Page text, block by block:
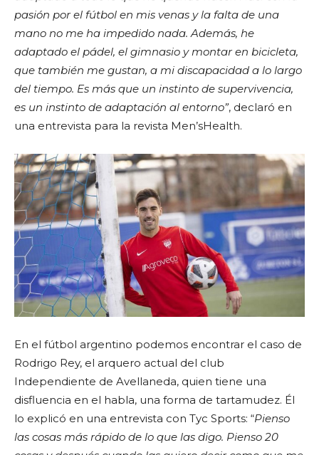
pasión por el fútbol en mis venas y la falta de una
mano no me ha impedido nada. Además, he
adaptado el pádel, el gimnasio y montar en bicicleta,
que también me gustan, a mi discapacidad a lo largo
del tiempo. Es más que un instinto de supervivencia,
es un instinto de adaptación al entorno”, declaró en
una entrevista para la revista Men’sHealth.
En el fútbol argentino podemos encontrar el caso de
Rodrigo Rey, el arquero actual del club
Independiente de Avellaneda, quien tiene una
disfluencia en el habla, una forma de tartamudez. Él
lo explicó en una entrevista con Tyc Sports: “Pienso
las cosas más rápido de lo que las digo. Pienso 20